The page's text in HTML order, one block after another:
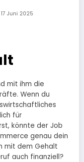
17 Juni 2025
mit ihm die
Wenn du
für
könnte der Job
genau dein
mit dem Gehalt
auch finanziell?